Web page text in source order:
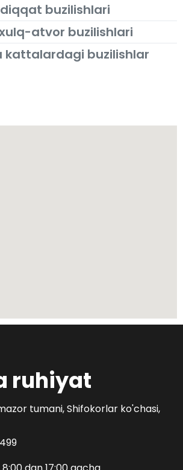
buzilishlari
atvor buzilishlari
kattalardagi buzilishlar
ruhiyat
tumani, Shifokorlar ko'chasi,